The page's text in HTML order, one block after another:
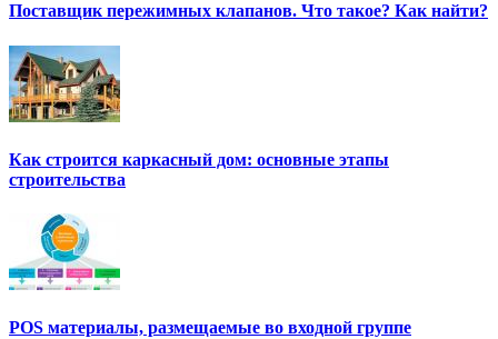
Поставщик пережимных клапанов. Что такое? Как найти?
Как строится каркасный дом: основные этапы
строительства
POS материалы, размещаемые во входной группе